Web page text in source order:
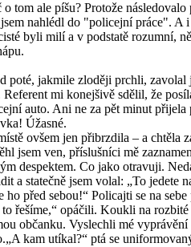
o tom ale píšu? Protože následovalo
nahlédl do "policejní práce". A
byli milí a v podstatě rozumní,
poté, jakmile zloději prchli, zavolal
Referent mi konejšivě sdělil, že
auto. Ani ne za pět minut přijela
Úžasné.
ovšem jen přibrzdila – a chtěla
jsem ven, příslušníci mě
despektem. Co jako otravuji.
a statečně jsem volal: „To jedete
ho před sebou!“ Policajti se na
to řešíme,“ opáčili. Koukli na
občanku. Vyslechli mé vyprávění
kam utíkal?“ ptá se